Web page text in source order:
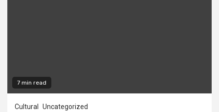
7 min read
Cultural Uncategorized